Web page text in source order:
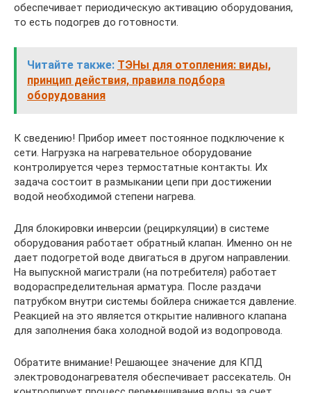
обеспечивает периодическую активацию оборудования,
то есть подогрев до готовности.
Читайте также: ТЭНы для отопления: виды,
принцип действия, правила подбора
оборудования
К сведению! Прибор имеет постоянное подключение к
сети. Нагрузка на нагревательное оборудование
контролируется через термостатные контакты. Их
задача состоит в размыкании цепи при достижении
водой необходимой степени нагрева.
Для блокировки инверсии (рециркуляции) в системе
оборудования работает обратный клапан. Именно он не
дает подогретой воде двигаться в другом направлении.
На выпускной магистрали (на потребителя) работает
водораспределительная арматура. После раздачи
патрубком внутри системы бойлера снижается давление.
Реакцией на это является открытие наливного клапана
для заполнения бака холодной водой из водопровода.
Обратите внимание! Решающее значение для КПД
электроводонагревателя обеспечивает рассекатель. Он